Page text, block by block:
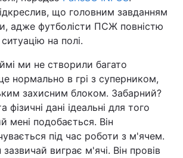
Погода
Статті
Думки
що головним завданням
адже футболісти ПСЖ повністю
на полі.
ми не створили багато
нормально в грі з суперником,
захисним блоком. Забарний?
фізичні дані ідеальні для того
мені подобається. Він
під час роботи з м'ячем.
зазвичай виграє м'ячі. Він провів